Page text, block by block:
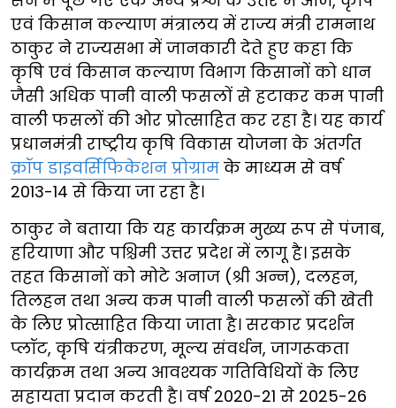
एवं किसान कल्याण मंत्रालय में राज्य मंत्री रामनाथ
ठाकुर ने राज्यसभा में जानकारी देते हुए कहा कि
कृषि एवं किसान कल्याण विभाग किसानों को धान
जैसी अधिक पानी वाली फसलों से हटाकर कम पानी
वाली फसलों की ओर प्रोत्साहित कर रहा है। यह कार्य
प्रधानमंत्री राष्ट्रीय कृषि विकास योजना के अंतर्गत
क्रॉप डाइवर्सिफिकेशन प्रोग्राम के माध्यम से वर्ष
2013-14 से किया जा रहा है।
ठाकुर ने बताया कि यह कार्यक्रम मुख्य रूप से पंजाब,
हरियाणा और पश्चिमी उत्तर प्रदेश में लागू है। इसके
तहत किसानों को मोटे अनाज (श्री अन्न), दलहन,
तिलहन तथा अन्य कम पानी वाली फसलों की खेती
के लिए प्रोत्साहित किया जाता है। सरकार प्रदर्शन
प्लॉट, कृषि यंत्रीकरण, मूल्य संवर्धन, जागरूकता
कार्यक्रम तथा अन्य आवश्यक गतिविधियों के लिए
सहायता प्रदान करती है। वर्ष 2020-21 से 2025-26